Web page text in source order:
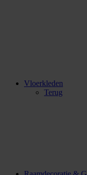
Vloerkleden
Terug